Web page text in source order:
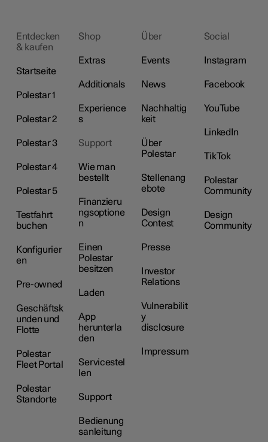
Entdecken
& kaufen
Startseite
Polestar 1
Polestar 2
Polestar 3
Polestar 4
Polestar 5
Testfahrt
buchen
Konfigurier
en
Pre-owned
Geschäftsk
unden und
Flotte
Polestar
Fleet Portal
Polestar
Standorte
Shop
Extras
Additionals
Experience
s
Support
Wie man
bestellt
Finanzieru
ngsoptione
n
Einen
Polestar
besitzen
Laden
App
herunterla
den
Servicestel
len
Support
Bedienung
sanleitung
Über
Events
News
Nachhaltig
keit
Über
Polestar
Stellenang
ebote
Design
Contest
Presse
Investor
Relations
Vulnerabilit
y
disclosure
Impressum
Social
Instagram
Facebook
YouTube
LinkedIn
TikTok
Polestar
Community
Design
Community